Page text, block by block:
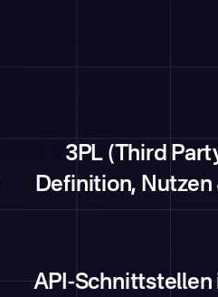
3PL (Third
Definition,
API-Schnittstellen